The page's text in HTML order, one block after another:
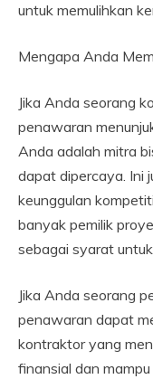
untuk memulihkan
Mengapa Anda
Jika Anda seorang
penawaran
Anda adalah mitra
dapat dipercaya. Ini
keunggulan
banyak pemilik
sebagai syarat
Jika Anda seorang
penawaran dapat
kontraktor yang
finansial dan